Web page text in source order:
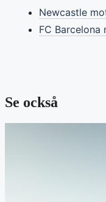
Newcastle
FC
Se också